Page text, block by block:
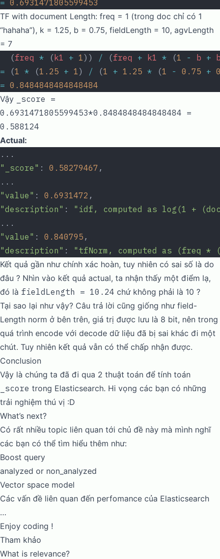
= 0.6931471805599453
TF with document Length: freq = 1 (trong doc chỉ có 1
“hahaha”), k = 1.25, b = 0.75, fieldLength = 10, agvLength
= 7
  (
freq * (k1 + 1)) / (freq + k1 * (1 - b +
= (1 * (1.25 + 1) / (1 + 1.25 * (1 - 0.75 +
= 0.8484848484848484
Vậy
_score =
0.6931471805599453*0.8484848484848484 =
0.588124
Actual:
...
"_score" : 0.58279467 ,
...
"value" : 0.6931472 ,
"description" : "idf, computed as log(1 +
...
"value" : 0.840795 ,
"description" : "tfNorm, computed as (freq
Kết quả gần như chính xác hoàn, tuy nhiên có sai số là do
đâu ? Nhìn vào kết quả actual, ta nhận thấy một điểm lạ,
đó là fieldLength = 10.24 chứ không phải là 10 ?
Tại sao lại như vậy? Câu trả lời cũng giống như field-
Length norm ở bên trên, giá trị được lưu là 8 bit, nên trong
quá trình encode với decode dữ liệu đã bị sai khác đi một
chút. Tuy nhiên kết quả vẫn có thể chấp nhận được.
Conclusion
Vậy là chúng ta đã đi qua 2 thuật toán để tính toán
_score trong Elasticsearch. Hi vọng các bạn có những
trải nghiệm thú vị :D
What’s next?
Có rất nhiều topic liên quan tới chủ đề này mà mình nghĩ
các bạn có thể tìm hiểu thêm như:
Boost query
analyzed or non_analyzed
Vector space model
Các vấn đề liên quan đến perfomance của Elasticsearch
…
Enjoy coding !
Tham khảo
What is relevance?